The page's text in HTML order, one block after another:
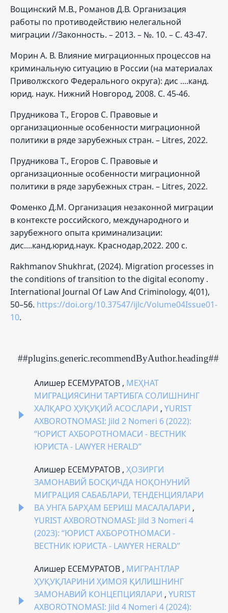
Вощинский М.В., Романов Д.В. Организация
работы по противодействию нелегальной
миграции //Законность. – 2013. – №. 10. – С. 43-47.
Морин А. В. Влияние миграционных процессов на
криминальную ситуацию в России (на материалах
Приволжского Федерального округа): дис ....канд.
юрид. наук. Нижний Новгород, 2008. С. 45-46.
Прудникова Т., Егоров С. Правовые и
организационные особенности миграционной
политики в ряде зарубежных стран. – Litres, 2022.
Прудникова Т., Егоров С. Правовые и
организационные особенности миграционной
политики в ряде зарубежных стран. – Litres, 2022.
Фоменко Д.М. Организация незаконной миграции
в контексте российского, международного и
зарубежного опыта криминализации:
дис....канд.юрид.наук. Краснодар,2022. 200 с.
Rakhmanov Shukhrat, (2024). Migration processes in
the conditions of transition to the digital economy .
International Journal Of Law And Criminology, 4(01),
50–56. https://doi.org/10.37547/ijlc/Volume04Issue01-
10.
##plugins.generic.recommendByAuthor.heading##
Алишер ЕСЕМУРАТОВ , МЕҲНАТ
МИГРАЦИЯСИНИ ТАРТИБГА СОЛИШНИНГ
ХАЛҚАРО ҲУҚУҚИЙ АСОСЛАРИ , YURIST
AXBOROTNOMASI: Jild 2 Nomeri 6 (2022):
“ЮРИСТ АХБОРОТНОМАСИ - ВЕСТНИК
ЮРИСТА - LAWYER HERALD”
Алишер ЕСЕМУРАТОВ , ҲОЗИРГИ
ЗАМОНАВИЙ БОСҚИЧДА НОҚОНУНИЙ
МИГРAЦИЯ САБАБЛАРИ, ТЕНДЕНЦИЯЛАРИ
ВА УНГА БАРҲАМ БЕРИШ МАСАЛАЛАРИ ,
YURIST AXBOROTNOMASI: Jild 3 Nomeri 4
(2023): “ЮРИСТ АХБОРОТНОМАСИ -
ВЕСТНИК ЮРИСТА - LAWYER HERALD”
Алишер ЕСЕМУРАТОВ , МИГРАНТЛАР
ҲУҚУҚЛАРИНИ ҲИМОЯ ҚИЛИШНИНГ
ЗАМОНАВИЙ КОНЦЕПЦИЯЛАРИ , YURIST
AXBOROTNOMASI: Jild 4 Nomeri 4 (2024):